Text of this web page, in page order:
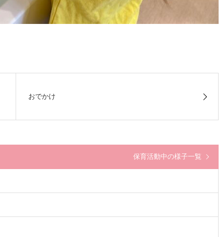
おでかけ
保育活動中の様子一覧